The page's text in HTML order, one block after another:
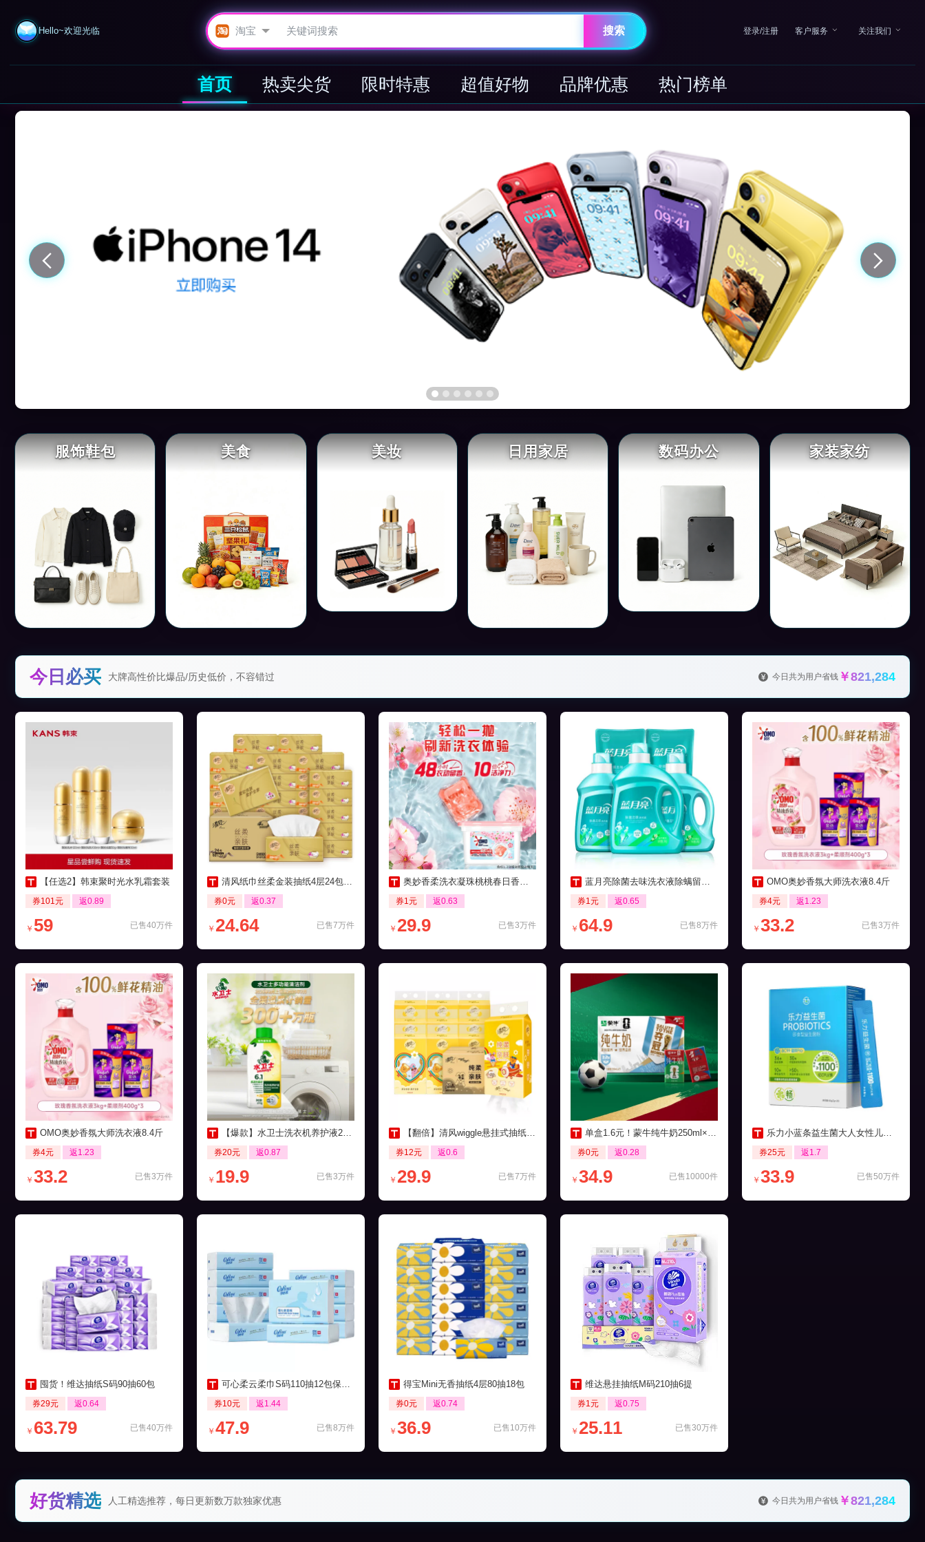
Hello~欢迎光临 搜索 登录/注册 客户服务 关注我们
首页 热卖尖货 限时特惠 超值好物 品牌优惠 热门榜单
 
服饰鞋包 美食 美妆 日用家居 数码办公 家装家纺
今日共为用户省钱 ￥821,284
今日必买 大牌高性价比爆品/历史低价，不容错过
【任选2】韩束聚时光水乳霜套装
券101元 返0.89
已售40万件
￥ 59
清风纸巾丝柔金装抽纸4层24包家用实惠装
券0元 返0.37
已售7万件
￥ 24.64
奥妙香柔洗衣凝珠桃桃春日香清香50颗
券1元 返0.63
已售3万件
￥ 29.9
蓝月亮除菌去味洗衣液除螨留香16斤
券1元 返0.65
已售8万件
￥ 64.9
OMO奥妙香氛大师洗衣液8.4斤
券4元 返1.23
已售3万件
￥ 33.2
OMO奥妙香氛大师洗衣液8.4斤
券4元 返1.23
已售3万件
￥ 33.2
【爆款】水卫士洗衣机养护液270ml*3瓶装
券20元 返0.87
已售3万件
￥ 19.9
【翻倍】清风wiggle悬挂式抽纸250抽10提
券12元 返0.6
已售7万件
￥ 29.9
单盒1.6元！蒙牛纯牛奶250ml×21包
券0元 返0.28
已售10000件
￥ 34.9
乐力小蓝条益生菌大人女性儿童肠胃肠道口腔
券25元 返1.7
已售50万件
￥ 33.9
囤货！维达抽纸S码90抽60包
券29元 返0.64
已售40万件
￥ 63.79
可心柔云柔巾S码110抽12包保湿柔纸巾
券10元 返1.44
已售8万件
￥ 47.9
得宝Mini无香抽纸4层80抽18包
券0元 返0.74
已售10万件
￥ 36.9
维达悬挂抽纸M码210抽6提
券1元 返0.75
已售30万件
￥ 25.11
今日共为用户省钱 ￥821,284
好货精选 人工精选推荐，每日更新数万款独家优惠